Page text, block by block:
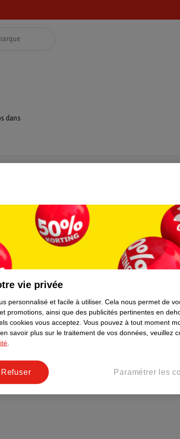
dans
Presse
Formule commerciale
Coordonnées de l’entreprise
vie privée
personnalisé et facile à utiliser. Cela nous permet de
promotions, ainsi que des publicités pertinentes en
cookies vous acceptez. Vous pouvez à tout moment
savoir plus sur le traitement de vos données, veuillez
Paramétrer les
Refuser